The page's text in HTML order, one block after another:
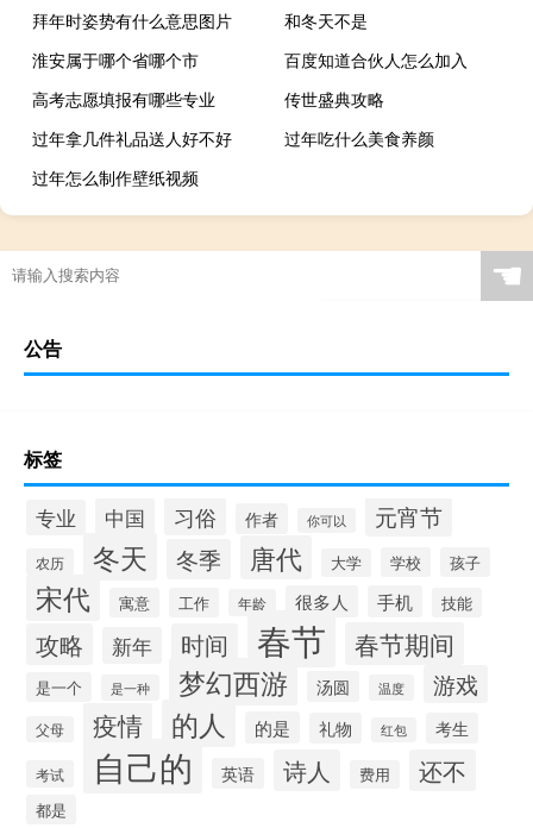
拜年时姿势有什么意思图片
和冬天不是
淮安属于哪个省哪个市
百度知道合伙人怎么加入
高考志愿填报有哪些专业
传世盛典攻略
过年拿几件礼品送人好不好
过年吃什么美食养颜
过年怎么制作壁纸视频
☚
公告
标签
专业 中国 习俗 作者 你可以 元宵节
农历 冬天 冬季 唐代 大学 学校 孩子
宋代 寓意 工作 年龄 很多人 手机 技能
攻略 新年 时间 春节 春节期间
是一个 是一种 梦幻西游 汤圆 温度 游戏
父母 疫情 的人 的是 礼物 红包 考生
考试 自己的 英语 诗人 费用 还不
都是